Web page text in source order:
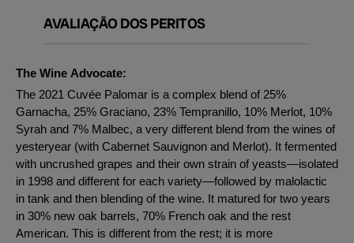
AVALIAÇÃO DOS PERITOS
The Wine Advocate:
The 2021 Cuvée Palomar is a complex blend of 25%
Garnacha, 25% Graciano, 23% Tempranillo, 10% Merlot, 10%
Syrah and 7% Malbec, a very different blend from the wines of
yesteryear (with Cabernet Sauvignon and Merlot). It fermented
with uncrushed grapes and their own strain of yeasts—isolated
in 1998 and different for each variety—followed by malolactic
in tank and then blending of the wine. It matured for two years
in 30% new oak barrels, 70% French oak and the rest
American. This is different from the rest; it is more